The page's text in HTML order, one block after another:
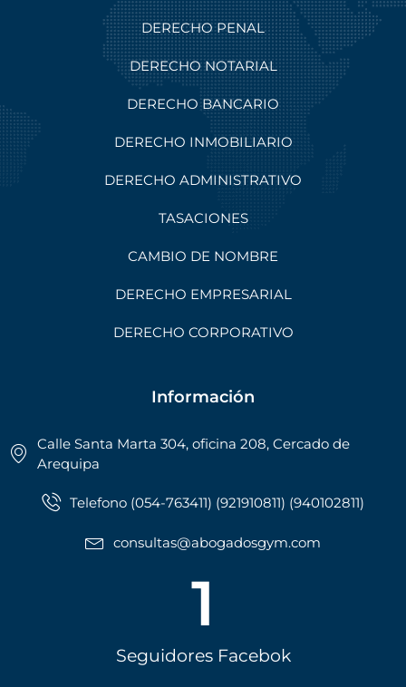
DERECHO PENAL
DERECHO NOTARIAL
DERECHO BANCARIO
DERECHO INMOBILIARIO
DERECHO ADMINISTRATIVO
TASACIONES
CAMBIO DE NOMBRE
DERECHO EMPRESARIAL
DERECHO CORPORATIVO
Información
Calle Santa Marta 304, oficina 208, Cercado de
Arequipa
Telefono (054-763411) (921910811) (940102811)
consultas@abogadosgym.com
Seguidores Facebok
1